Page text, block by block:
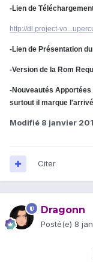
-Lien de
http://dl.project-
-Lien de Présentation
-Version de la Rom
-Nouveautés Apportées
surtout il marque
Modifié 8 janvier
Citer
Dragonn
Posté(e) 8